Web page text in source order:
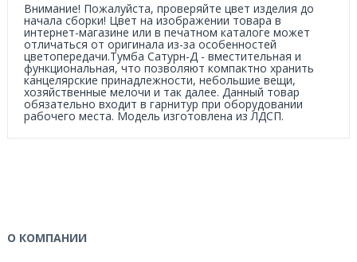
Внимание! Пожалуйста, проверяйте цвет изделия до
начала сборки! Цвет на изображении товара в
интернет-магазине или в печатном каталоге может
отличаться от оригинала из-за особенностей
цветопередачи.Тумба Сатурн-Д - вместительная и
функциональная, что позволяют компактно хранить
канцелярские принадлежности, небольшие вещи,
хозяйственные мелочи и так далее. Данный товар
обязательно входит в гарнитур при оборудовании
рабочего места. Модель изготовлена из ЛДСП.
О КОМПАНИИ